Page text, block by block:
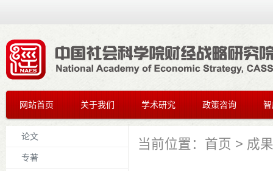
网站首页 关于我们 学术研究 政策咨询
论文
专著
当前位置： 首页 > 成果